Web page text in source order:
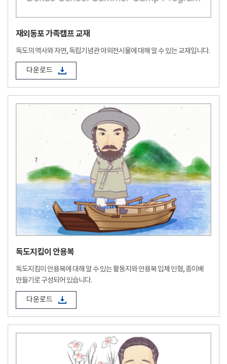
재외동포 가족캠프 교재
독도의 역사와 자연, 독립기념관 야외전시물에 대해 알 수 있는 교재입니다.
다운로드
독도지킴이 안용복
독도지킴이 안용복에 대해 알 수 있는 활동지와 안용복 입체 인형, 종이배
만들기로 구성되어 있습니다.
다운로드